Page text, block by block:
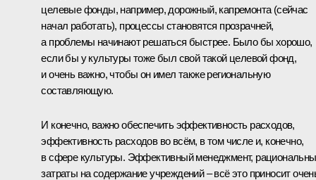
целевые фонды, например, дорожный, капремонта (сейчас
начал работать), процессы становятся прозрачней,
а проблемы начинают решаться быстрее. Было бы хорошо,
если бы у культуры тоже был свой такой целевой фонд,
и очень важно, чтобы он имел также региональную
составляющую.
И конечно, важно обеспечить эффективность расходов,
эффективность расходов во всём, в том числе и, конечно,
в сфере культуры. Эффективный менеджмент,
затраты на содержание учреждений – всё это приносит